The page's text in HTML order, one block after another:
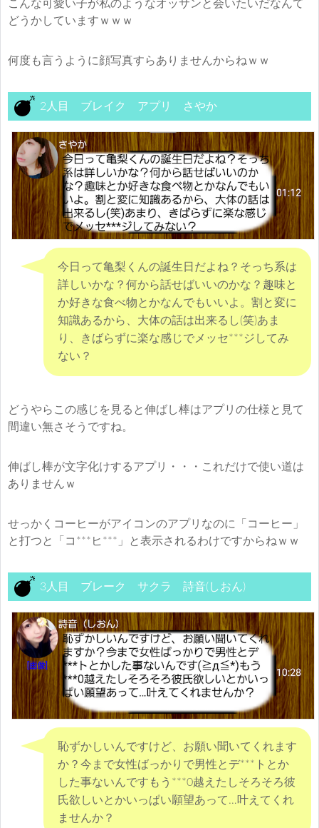
こんな可愛い子が私のようなオッサンと会いたいだなんて
どうかしていますｗｗｗ
何度も言うように顔写真すらありませんからねｗｗ
2人目 ブレイク アプリ さやか
今日って亀梨くんの誕生日だよね？そっち系は
詳しいかな？何から話せばいいのかな？趣味と
か好きな食べ物とかなんでもいいよ。割と変に
知識あるから、大体の話は出来るし(笑)あま
り、きばらずに楽な感じでメッセ***ジしてみ
ない？
どうやらこの感じを見ると伸ばし棒はアプリの仕様と見て
間違い無さそうですね。
伸ばし棒が文字化けするアプリ・・・これだけで使い道は
ありませんｗ
せっかくコーヒーがアイコンのアプリなのに「コーヒー」
と打つと「コ***ヒ***」と表示されるわけですからねｗｗ
3人目 ブレーク サクラ 詩音(しおん)
恥ずかしいんですけど、お願い聞いてくれます
か？今まで女性ばっかりで男性とデ***トとか
した事ないんですもう***0越えたしそろそろ彼
氏欲しいとかいっぱい願望あって…叶えてくれ
ませんか？